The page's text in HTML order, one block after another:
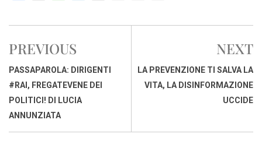
c
b
o
o
k
a
s
A
p
p
n
d
I
r
d
a
p
i
n
i
PREVIOUS
PASSAPAROLA: DIRIGENTI
#RAI, FREGATEVENE DEI
POLITICI! DI LUCIA
ANNUNZIATA
NEXT
LA PREVENZIONE TI SALVA LA
VITA, LA DISINFORMAZIONE
UCCIDE